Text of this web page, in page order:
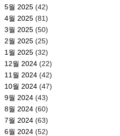
5월 2025(42)
4월 2025(81)
3월 2025(50)
2월 2025(25)
1월 2025(32)
12월 2024(22)
11월 2024(42)
10월 2024(47)
9월 2024(43)
8월 2024(60)
7월 2024(63)
6월 2024(52)